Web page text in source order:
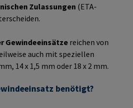
Zulassungen (ETA-
Gewindeeinsätzereichen von
auch mit speziellen
14 x 1,5 mm oder 18 x 2 mm.
benötigt?